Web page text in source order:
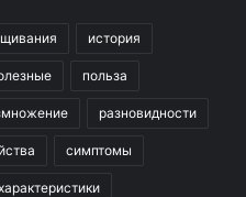
история
польза
разновидности
симптомы